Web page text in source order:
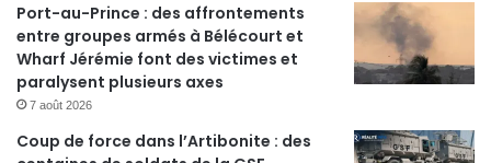
Port-au-Prince : des affrontements
entre groupes armés à Bélécourt et
Wharf Jérémie font des victimes et
paralysent plusieurs axes
7 août 2026
Coup de force dans l’Artibonite : des